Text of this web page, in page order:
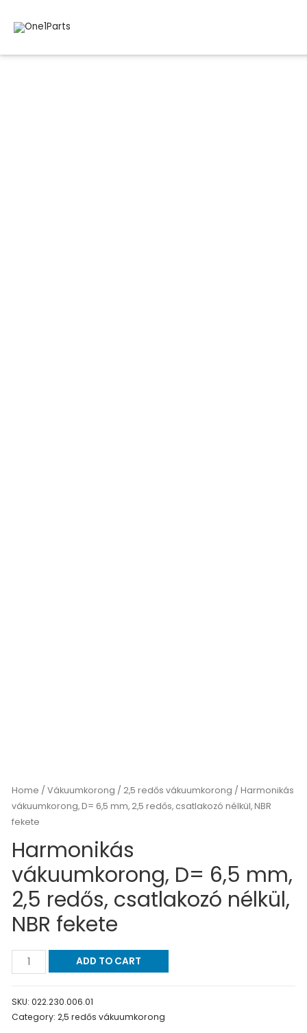
Home /Vákuumkorong / 2,5 redős vákuumkorong / Harmonikás
vákuumkorong, D= 6,5 mm, 2,5 redős, csatlakozó nélkül, NBR
fekete
Harmonikás
vákuumkorong, D= 6,5 mm,
2,5 redős, csatlakozó nélkül,
NBR fekete
ADD TO CART
SKU:022.230.006.01
Category:2,5 redős vákuumkorong